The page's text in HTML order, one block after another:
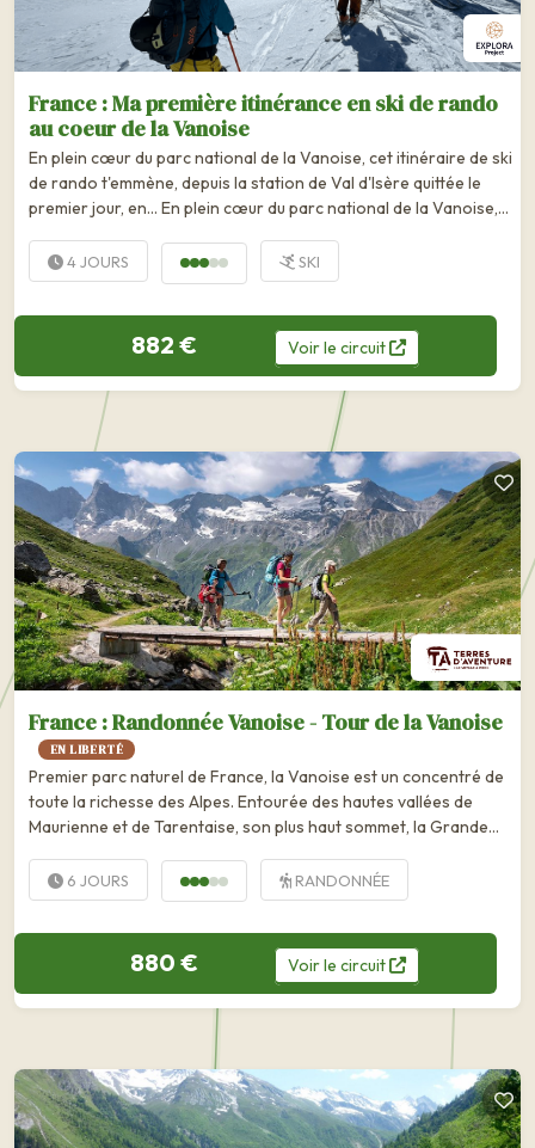
France : Ma première itinérance en ski de rando
au coeur de la Vanoise
En plein cœur du parc national de la Vanoise, cet itinéraire de ski
de rando t'emmène, depuis la station de Val d'Isère quittée le
premier jour, en... En plein cœur du parc national de la Vanoise,
d'Isère quittée le premier jour,...
4 JOURS SKI
882 € Voirle circuit
France : Randonnée Vanoise - Tour de la Vanoise
EN LIBERTÉ
Premier parc naturel de France, la Vanoise est un concentré de
toute la richesse des Alpes. Entourée des hautes vallées de
Maurienne et de Tarentaise, son plus haut sommet, la Grande
6 JOURS RANDONNÉE
880 € Voirle circuit